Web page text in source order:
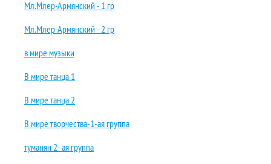
Мл.Млер-Армянский - 1 гр
Мл.Млер-Армянский - 2 гр
в мире музыки
В мире танца 1
В мире танца 2
В мире творчества-1-ая группа
туманян 2- ая группа